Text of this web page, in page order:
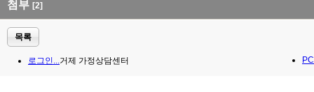
첨부 [2]
목록
로그인... PC
거제 가정상담센터